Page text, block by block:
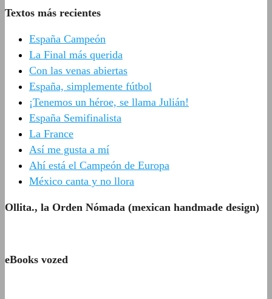
Textos más recientes
España Campeón
La Final más querida
Con las venas abiertas
España, simplemente fútbol
¡Tenemos un héroe, se llama Julián!
España Semifinalista
La France
Así me gusta a mí
Ahí está el Campeón de Europa
México canta y no llora
Ollita., la Orden Nómada (mexican handmade design)
eBooks vozed